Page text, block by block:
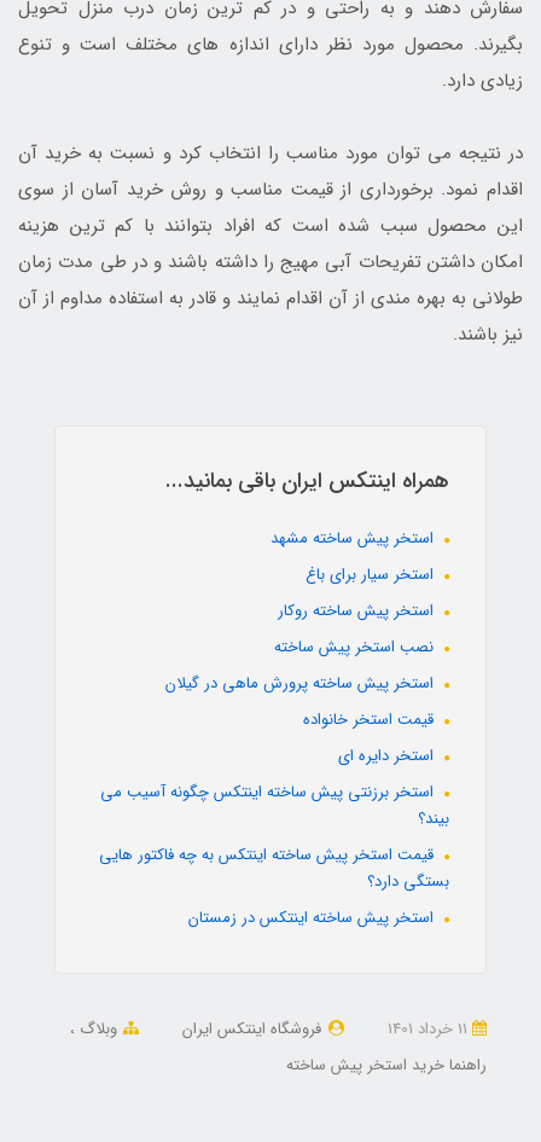
سفارش دهند و به راحتی و در کم ترین زمان درب منزل تحویل
بگیرند. محصول مورد نظر دارای اندازه های مختلف است و تنوع
زیادی دارد.
در نتیجه می توان مورد مناسب را انتخاب کرد و نسبت به خرید آن
اقدام نمود. برخورداری از قیمت مناسب و روش خرید آسان از سوی
این محصول سبب شده است که افراد بتوانند با کم ترین هزینه
امکان داشتن تفریحات آبی مهیج را داشته باشند و در طی مدت زمان
طولانی به بهره مندی از آن اقدام نمایند و قادر به استفاده مداوم از آن
نیز باشند.
همراه اینتکس ایران باقی بمانید...
استخر پیش ساخته مشهد
استخر سیار برای باغ
استخر پیش ساخته روکار
نصب استخر پیش ساخته
استخر پیش ساخته پرورش ماهی در گیلان
قیمت استخر خانواده
استخر دایره ای
استخر برزنتی پیش ساخته اینتکس چگونه آسیب می
بیند؟
قیمت استخر پیش ساخته اینتکس به چه فاکتور هایی
بستگی دارد؟
استخر پیش ساخته اینتکس در زمستان
فروشگاه اینتکس ایران
وبلاگ
راهنما خرید استخر پیش ساخته